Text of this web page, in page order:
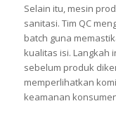
Selain itu, mesin
sanitasi. Tim QC
batch guna
kualitas isi. Langkah
sebelum produk
memperlihatkan
keamanan